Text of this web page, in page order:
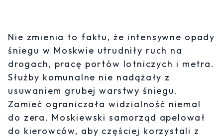
Nie zmienia to faktu, że intensywne opady
śniegu w Moskwie utrudniły ruch na
drogach, pracę portów lotniczych i metra.
Służby komunalne nie nadążały z
usuwaniem grubej warstwy śniegu.
Zamieć ograniczała widzialność niemal
do zera. Moskiewski samorząd apelował
do kierowców, aby częściej korzystali z